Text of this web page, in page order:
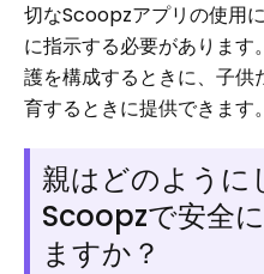
切なScoopzアプリの使用
に指示する必要がありま
護を構成するときに、子
育するときに提供できます。
親はどのように
Scoopzで安全
ますか？